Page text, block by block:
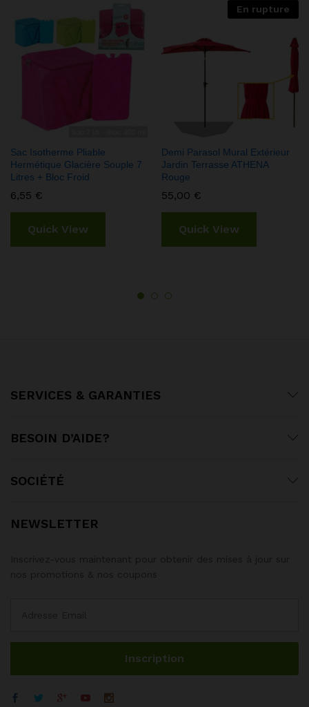
Sac Isotherme Pliable
Hermétique Glacière Souple 7
Litres + Bloc Froid
6,55 €
Quick View
En rupture
Demi Parasol Mural Extérieur
Jardin Terrasse ATHENA
Rouge
55,00 €
Quick View
SERVICES & GARANTIES
BESOIN D’AIDE?
SOCIÉTÉ
NEWSLETTER